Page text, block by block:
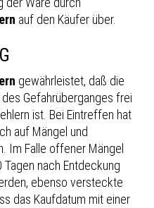
auf den Käufer über.
gewährleistet, daß die
Gefahrüberganges frei
ist. Bei Eintreffen hat
auf Mängel und
Im Falle offener Mängel
nach Entdeckung
ebenso versteckte
das Kaufdatum mit einer